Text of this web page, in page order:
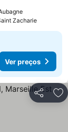
Ver preços
Zacharie
Ver preços
Partilhar